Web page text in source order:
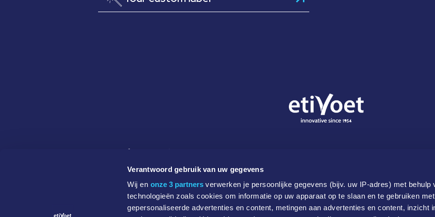
Verantwoord gebruik van uw gegevens
Wij en onze 3 partnersverwerken je persoonlijke gegevens (bijv. uw IP-adres) met behulp
technologieën zoals cookies om informatie op uw apparaat op te slaan en te gebruiken
gepersonaliseerde advertenties en content, metingen aan advertenties en content, inzicht
info@etivoet.be
+32 (0)9 386 14 44
BE 0425.861.672